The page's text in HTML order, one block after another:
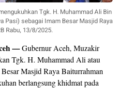
Tgk. H. Muhammad Ali Bin
Pasi) sebagai Imam Besar Masjid Raya
Rabu, 13/8/2025.
—Gubernur Aceh, Muzakir
Tgk. H. Muhammad Ali atau
Masjid Raya Baiturrahman
berlangsung khidmat pada